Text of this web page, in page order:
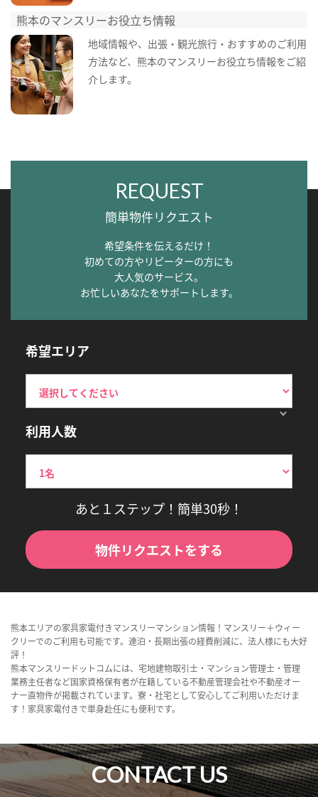
熊本のマンスリーお役立ち情報
地域情報や、出張・観光旅行・おすすめのご利用
方法など、熊本のマンスリーお役立ち情報をご紹
介します。
REQUEST
簡単物件リクエスト
希望条件を伝えるだけ！
初めての方やリピーターの方にも
大人気のサービス。
お忙しいあなたをサポートします。
希望エリア
利用人数
あと１ステップ！簡単30秒！
物件リクエストをする
熊本エリアの家具家電付きマンスリーマンション情報！マンスリー＋ウィー
クリーでのご利用も可能です。連泊・長期出張の経費削減に、法人様にも大好
評！
熊本マンスリードットコムには、宅地建物取引士・マンション管理士・管理
業務主任者など国家資格保有者が在籍している不動産管理会社や不動産オー
ナー直物件が掲載されています。寮・社宅として安心してご利用いただけま
す！家具家電付きで単身赴任にも便利です。
CONTACT US